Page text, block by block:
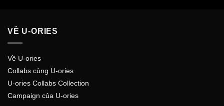
VỀ U-ORIES
Về U-ories
Collabs cùng U-ories
U-ories Collabs Collection
Campaign của U-ories